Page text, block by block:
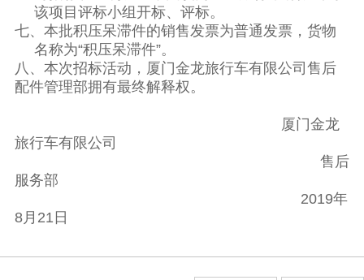
该项目评标小组开标、评标。
七、本批积压呆滞件的销售发票为普通发票，货物
名称为“积压呆滞件”。
八、本次招标活动，厦门金龙旅行车有限公司售后
配件管理部拥有最终解释权。
厦门金龙
旅行车有限公司
售后
服务部
2019年
8月 21 日